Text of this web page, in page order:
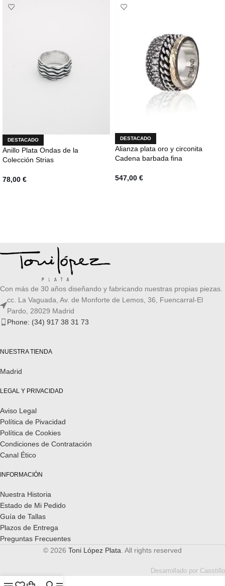
DESTACADO
Anillo Plata Ondas de la
Colección Strias
78,00 €
DESTACADO
Alianza plata oro y circonita
Cadena barbada fina
547,00 €
Con más de 30 años diseñando y fabricando nuestras propias piezas.
cc. La Vaguada, Av. de Monforte de Lemos, 36, Fuencarral-El
Pardo, 28029 Madrid
Phone: (34) 917 38 31 73
NUESTRA TIENDA
Madrid
LEGAL Y PRIVACIDAD
Aviso Legal
Política de Pivacidad
Política de Cookies
Condiciones de Contratación
Canal Ético
INFORMACIÓN
Nuestra Historia
Estado de Mi Pedido
Guía de Tallas
Plazos de Entrega
Preguntas Frecuentes
© 2026 Toni López Plata . All rights reserved
Desarrollado por Casstillo